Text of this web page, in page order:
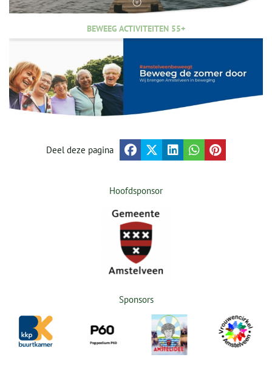
BEWEEG ACTIVITEITEN 55+
Deel deze pagina
Hoofdsponsor
Sponsors